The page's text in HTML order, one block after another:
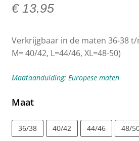
€13.95
Verkrijgbaar in de maten 36-38 t/
M= 40/42, L=44/46, XL=48-50)
Maataanduiding: Europese maten
Maat
36/38 40/42 44/46 48/